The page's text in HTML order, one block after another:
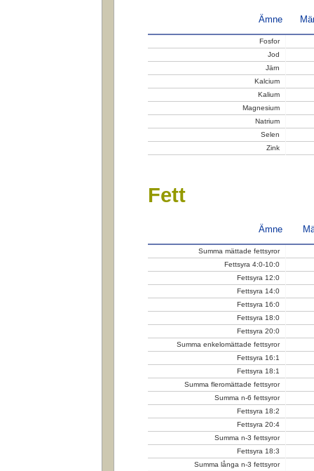
Ämne
Fosfor
Jod
Järn
Kalcium
Kalium
Magnesium
Natrium
Selen
Zink
Fett
Ämne
Summa mättade fettsyror
Fettsyra 4:0-10:0
Fettsyra 12:0
Fettsyra 14:0
Fettsyra 16:0
Fettsyra 18:0
Fettsyra 20:0
Summa enkelomättade fettsyror
Fettsyra 16:1
Fettsyra 18:1
Summa fleromättade fettsyror
Summa n-6 fettsyror
Fettsyra 18:2
Fettsyra 20:4
Summa n-3 fettsyror
Fettsyra 18:3
Summa långa n-3 fettsyror